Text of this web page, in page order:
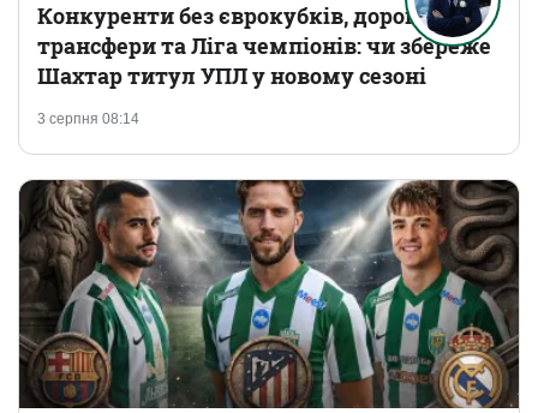
3 серпня 08:14
Конкуренти без єврокубків, дорогі
трансфери та Ліга чемпіонів: чи збереже
Шахтар титул УПЛ у новому сезоні